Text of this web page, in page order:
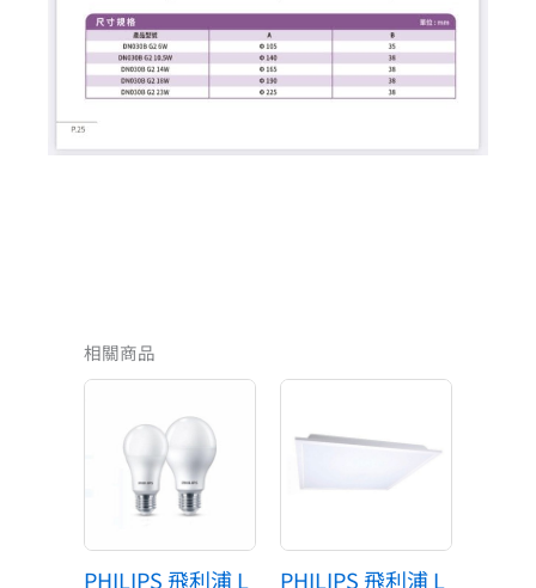
相關商品
PHILIPS 飛利浦 L
PHILIPS 飛利浦 L
原
格：
目
格：